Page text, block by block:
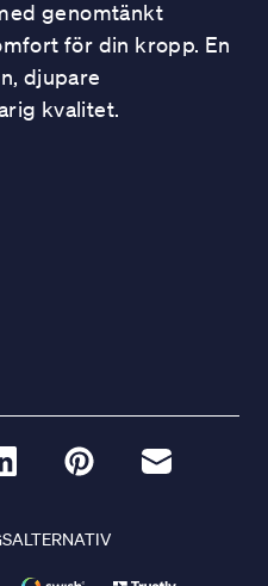
genomtänkt
för din kropp. En
djupare
kvalitet.